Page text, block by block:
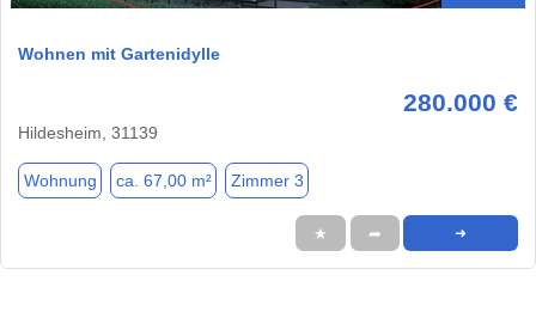
Wohnen mit Gartenidylle
280.000 €
Hildesheim, 31139
Wohnung ca. 67,00 m² Zimmer 3
★ ➦ ➜